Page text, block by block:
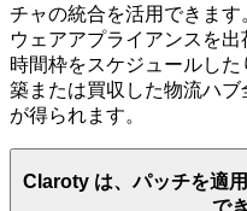
チャの統合を活用できま
ウェアアプライアンスを
時間枠をスケジュールし
築または買収した物流ハ
が得られます。
Claroty は、パッチを適